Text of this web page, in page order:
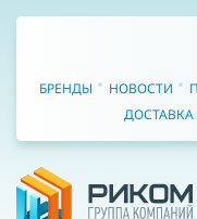
БРЕНДЫ НОВОСТИ
ДОСТАВКА